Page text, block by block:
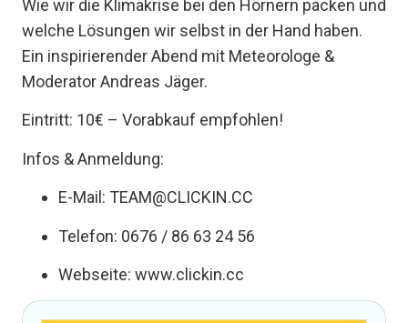
Wie wir die Klimakrise bei den Hörnern packen und
welche Lösungen wir selbst in der Hand haben.
Ein inspirierender Abend mit Meteorologe &
Moderator Andreas Jäger.
Eintritt: 10€ – Vorabkauf empfohlen!
Infos & Anmeldung:
E-Mail: TEAM@CLICKIN.CC
Telefon: 0676 / 86 63 24 56
Webseite: www.clickin.cc